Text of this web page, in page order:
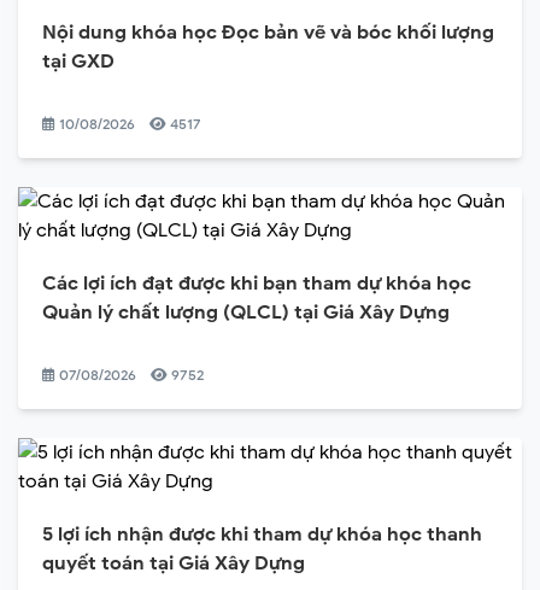
Nội dung khóa học Đọc bản vẽ và bóc khối lượng
tại GXD
10/08/2026 4517
Các lợi ích đạt được khi bạn tham dự khóa học
Quản lý chất lượng (QLCL) tại Giá Xây Dựng
07/08/2026 9752
5 lợi ích nhận được khi tham dự khóa học thanh
quyết toán tại Giá Xây Dựng